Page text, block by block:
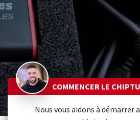
COMMENCER LE
Nous vous aidons à démarrer